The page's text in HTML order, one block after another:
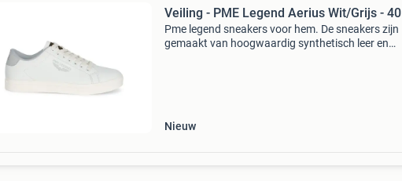
Veiling - PME Legend Aerius Wit/Grijs - 40
Pme legend sneakers voor hem. De sneakers zijn
gemaakt van hoogwaardig synthetisch leer en
Nieuw